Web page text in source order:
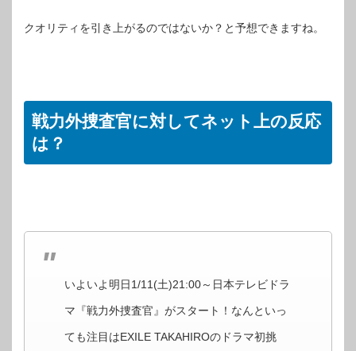
クオリティを引き上がるのではないか？と予想できますね。
戦力外捜査官に対してネット上の反応
は？
いよいよ明日1/11(土)21:00～日本テレビドラ
マ『戦力外捜査官』がスタート！なんといっ
ても注目はEXILE TAKAHIROのドラマ初挑